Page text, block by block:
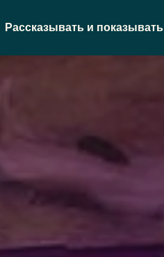
Рассказывать и показывать